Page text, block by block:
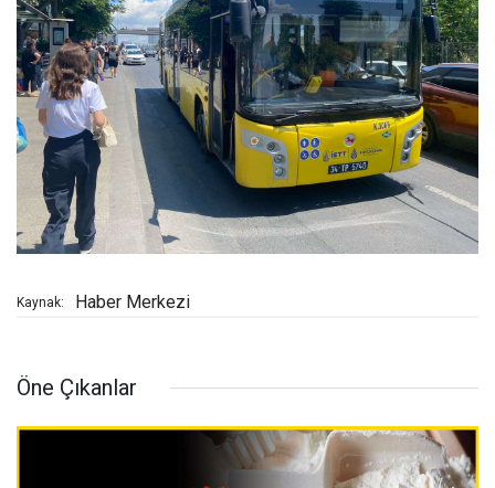
Kaynak: Haber Merkezi
Öne Çıkanlar